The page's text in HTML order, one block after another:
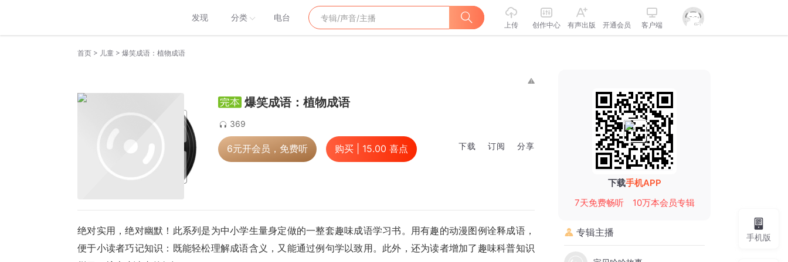
发现 分类 电台
上传 创作中心 有声出版 开通会员 客户端
首页 > 儿童 > 爆笑成语：植物成语
爆笑成语：植物成语
369
6元开会员，免费听 购买 | 15.00 喜点 下载 订阅 分享
绝对实用，绝对幽默！此系列是为中小学生量身定做的一整套趣味成语学习书。用有趣的动漫图例诠释成语，
便于小读者巧记知识：既能轻松理解成语含义，又能通过例句学以致用。此外，还为读者增加了趣味科普知识
下载手机APP
7天免费畅听
10万本会员专辑
专辑主播 手机版